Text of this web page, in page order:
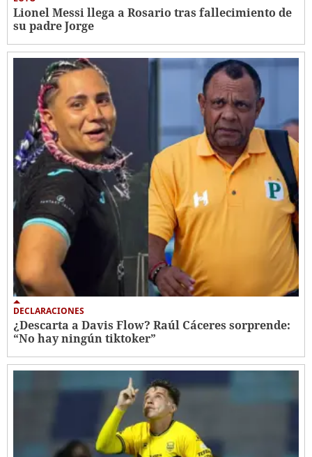
Lionel Messi llega a Rosario tras fallecimiento de
su padre Jorge
DECLARACIONES
¿Descarta a Davis Flow? Raúl Cáceres sorprende:
“No hay ningún tiktoker”